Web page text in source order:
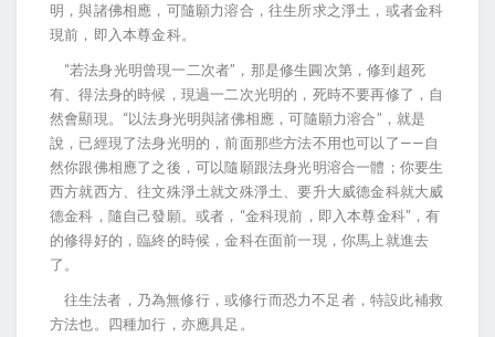
明，與諸佛相應，可隨願力溶合，往生所求之淨土，或者金科
現前，即入本尊金科。
“若法身光明曾現一二次者”，那是修生圓次第，修到超死
有、得法身的時候，現過一二次光明的，死時不要再修了，自
然會顯現。“以法身光明與諸佛相應，可隨願力溶合”，就是
說，已經現了法身光明的，前面那些方法不用也可以了——自
然你跟佛相應了之後，可以隨願跟法身光明溶合一體；你要生
西方就西方、往文殊淨土就文殊淨土、要升大威德金科就大威
德金科，隨自己發願。或者，“金科現前，即入本尊金科”，有
的修得好的，臨終的時候，金科在面前一現，你馬上就進去
了。
往生法者，乃為無修行，或修行而恐力不足者，特設此補救
方法也。四種加行，亦應具足。